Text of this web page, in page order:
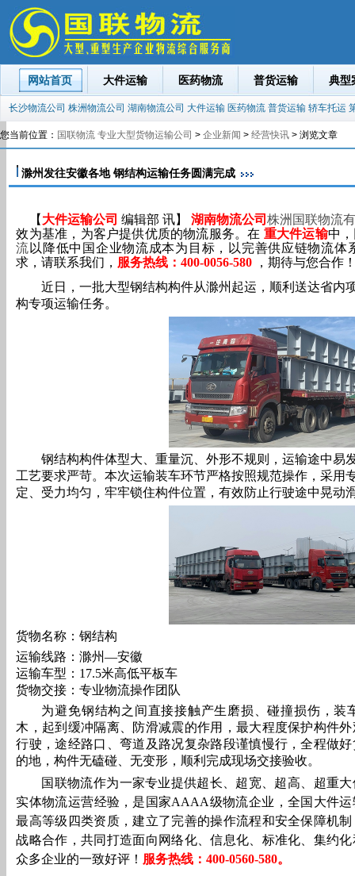
网站首页 大件运输 医药物流 普货运输 典型
长沙物流公司 株洲物流公司 湖南物流公司 大件运输 医药物流 普货运输 轿车托运
您当前位置： 国联物流 专业大型货物运输公司 > 企业新闻 > 经营快讯 > 浏览文章
滁州发往安徽各地 钢结构运输任务圆满完成
【 大件运输公司 编辑部 讯】 湖南物流公司株洲国联物流
效为基准，为客户提供优质的物流服务。在 重大件运输中，
流 以降低中国企业物流成本为目标，以完善供应链物流体
求，请联系我们， 服务热线：400-0056-580 ，期待与您合作
近日，一批大型钢结构构件从滁州起运，顺利送达省内
构专项运输任务。
钢结构构件体型大、重量沉、外形不规则，运输途中易
工艺要求严苛。本次运输装车环节严格按照规范操作，采用
定、受力均匀，牢牢锁住构件位置，有效防止行驶途中晃动
货物名称：钢结构
运输线路：滁州—安徽
运输车型：17.5米高低平板车
货物交接：专业物流操作团队
为避免钢结构之间直接接触产生磨损、碰撞损伤，装
木，起到缓冲隔离、防滑减震的作用，最大程度保护构件
行驶，途经路口、弯道及路况复杂路段谨慎慢行，全程做
的地，构件无磕碰、无变形，顺利完成现场交接验收。
国联物流作为一家专业提供超长、超宽、超高、超重
实体物流运营经验，是国家AAAA级物流企业，全国大件运
最高等级四类资质，建立了完善的操作流程和安全保障机
战略合作，共同打造面向网络化、信息化、标准化、集约
众多企业的一致好评！ 服务热线 ：400-0560-580。